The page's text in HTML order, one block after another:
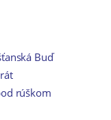
Buď
rúškom